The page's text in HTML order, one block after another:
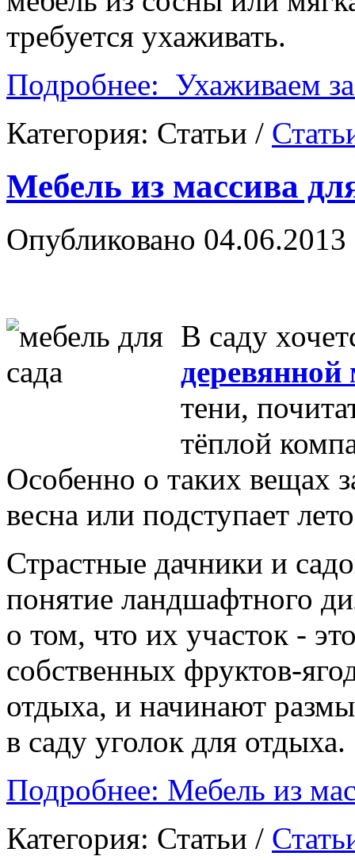
требуется ухаживать.
Подробнее: Ухаживаем
Категория: Статьи /
Мебель из массива
Опубликовано
В саду
деревянной
тени,
тёплой
Особенно о таких вещах
весна или подступает
Страстные дачники и
понятие ландшафтного
о том, что их участок -
собственных фруктов-
отдыха, и начинают
в саду уголок для отдыха.
Подробнее: Мебель из
Категория: Статьи /